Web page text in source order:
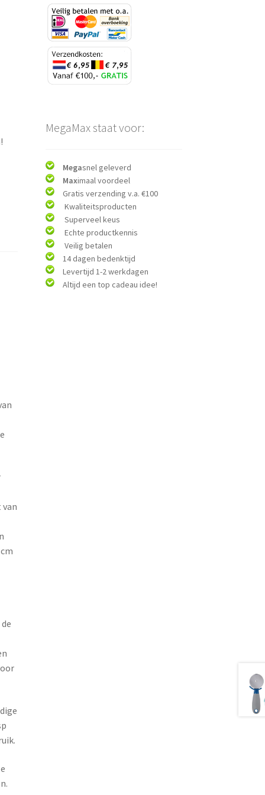
MegaMax staat voor:
Megasnel geleverd
Maximaal voordeel
Gratis verzending v.a. €100
Kwaliteitsproducten
Superveel keus
Echte productkennis
Veilig betalen
14 dagen bedenktijd
Levertijd 1-2 werkdagen
Altijd een top cadeau idee!